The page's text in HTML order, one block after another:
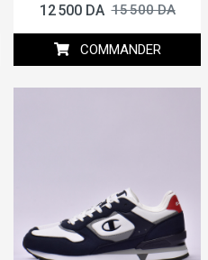
12 500 DA 15 500 DA
COMMANDER